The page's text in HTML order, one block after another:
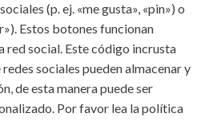
(p. ej. «me gusta», «pin») o
Estos botones funcionan
red social. Este código incrusta
sociales pueden almacenar y
de esta manera puede ser
Por favor lea la política